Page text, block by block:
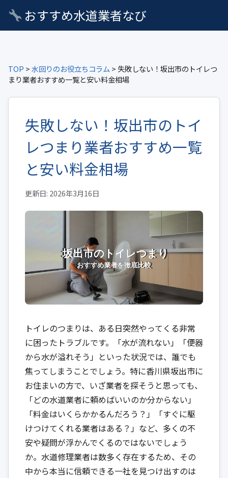
おすすめ水道業者なび
TOP >水回りのお役立ちコラム > 失敗しない！坂出市のトイレつ
まり業者おすすめ一覧と安い料金相場
失敗しない！坂出市のトイ
レつまり業者おすすめ一覧
と安い料金相場
更新日: 2026年3月16日
トイレのつまりは、ある日突然やってくる非常
に困ったトラブルです。「水が流れない」「便器
から水が溢れそう」といった状況では、誰でも
焦ってしまうことでしょう。特に香川県坂出市に
お住まいの方で、いざ業者を探そうと思っても、
「どの水道業者に頼めばいいのか分からない」
「料金はいくらかかるんだろう？」「すぐに駆
けつけてくれる業者はある？」など、多くの不
安や疑問が浮かんでくるのではないでしょう
か。水道修理業者は数多く存在するため、その
中から本当に信頼できる一社を見つけ出すのは